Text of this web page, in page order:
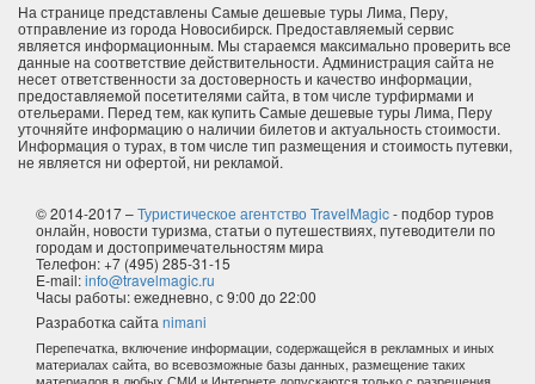
На странице представлены Самые дешевые туры Лима, Перу,
отправление из города Новосибирск. Предоставляемый сервис
является информационным. Мы стараемся максимально проверить все
данные на соответствие действительности. Администрация сайта не
несет ответственности за достоверность и качество информации,
предоставляемой посетителями сайта, в том числе турфирмами и
отельерами. Перед тем, как купить Самые дешевые туры Лима, Перу
уточняйте информацию о наличии билетов и актуальность стоимости.
Информация о турах, в том числе тип размещения и стоимость путевки,
не является ни офертой, ни рекламой.
© 2014-2017 –Туристическое агентство TravelMagic- подбор туров
онлайн, новости туризма, статьи о путешествиях, путеводители по
городам и достопримечательностям мира
Телефон: +7 (495) 285-31-15
E-mail:info@travelmagic.ru
Часы работы: ежедневно, с 9:00 до 22:00
Разработка сайта nimani
Перепечатка, включение информации, содержащейся в рекламных и иных
материалах сайта, во всевозможные базы данных, размещение таких